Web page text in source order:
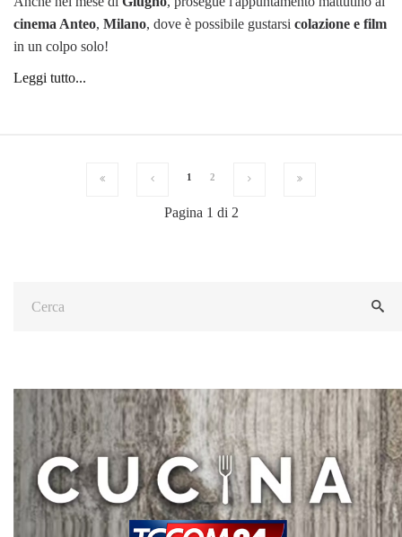
cinema Anteo, Milano, dove è possibile gustarsi colazione e film
in un colpo solo!
Leggi tutto...
1 2
Pagina 1 di 2